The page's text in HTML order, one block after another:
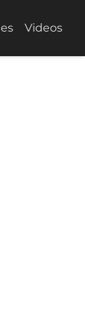
Videos